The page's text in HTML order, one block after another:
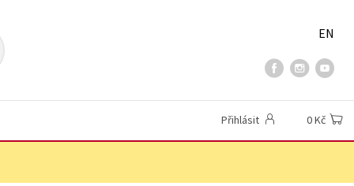
EN
Přihlásit 0 Kč